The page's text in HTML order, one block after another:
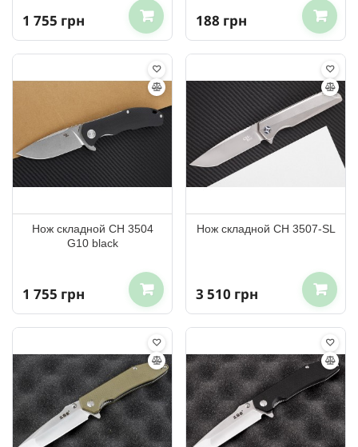
1 755 грн 188 грн
Нож складной CH 3504
G10 black
1 755 грн
Нож складной CH 3507-SL
3 510 грн